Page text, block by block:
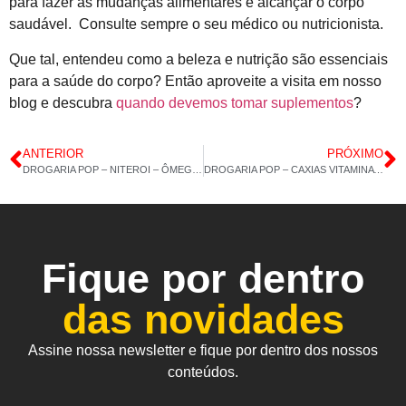
saudável. Consulte sempre o seu médico ou nutricionista.
Que tal, entendeu como a beleza e nutrição são essenciais
para a saúde do corpo? Então aproveite a visita em nosso
blog e descubra quando devemos tomar suplementos?
ANTERIOR PRÓXIMO
DROGARIA POP – CAXIAS VITAMINA E – 16/02/2021 – 14:05
Fique por dentro
das novidades
Assine nossa newsletter e fique por dentro dos nossos
conteúdos.